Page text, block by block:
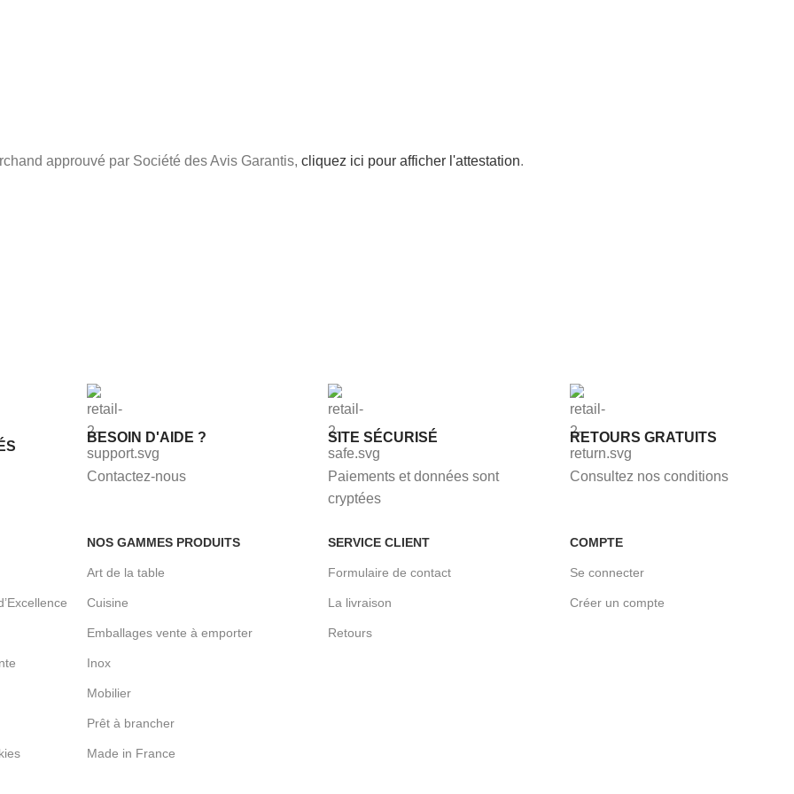
approuvé par Société des Avis Garantis, cliquez ici pour afficher l'attestation.
BESOIN D'AIDE ?
Contactez-nous
SITE SÉCURISÉ
Paiements et données sont
cryptées
RETOURS GRATUITS
Consultez nos conditions
NOS GAMMES PRODUITS
Art de la table
Cuisine
Emballages vente à emporter
Inox
Mobilier
Prêt à brancher
Made in France
SERVICE CLIENT
Formulaire de contact
La livraison
Retours
COMPTE
Se connecter
Créer un compte